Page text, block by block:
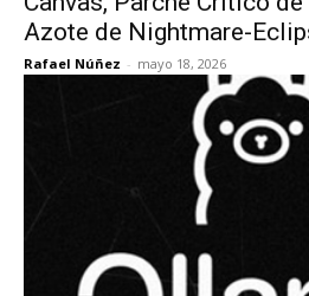
Azote de Nightmare-
Rafael Núñez - mayo 18, 2026